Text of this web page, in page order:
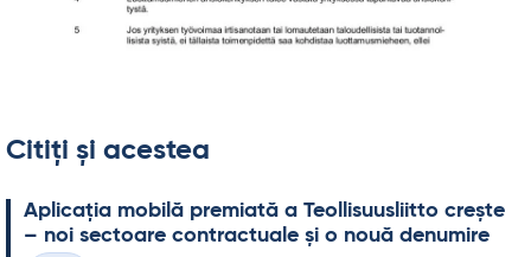
Citiți și acestea
Aplicația mo­bilă pre­miată a Teol­li­suus­liitto crește
– noi sec­toare cont­rac­tuale și o nouă de­nu­mire